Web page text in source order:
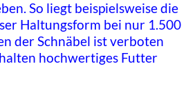
So liegt beispielsweise die
Haltungsform bei nur 1.500
der Schnäbel ist verboten
hochwertiges Futter